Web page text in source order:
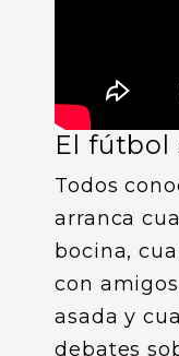
El fútbol
Todos
arranca
bocina,
con
asada y
debates